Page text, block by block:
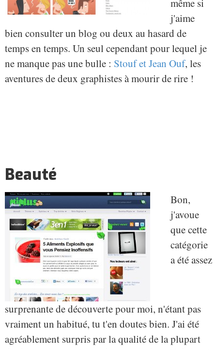
même si
j'aime
bien consulter un blog ou deux au hasard de
temps en temps. Un seul cependant pour lequel je
ne manque pas une bulle : Stouf et Jean Ouf, les
aventures de deux graphistes à mourir de rire !
Beauté
Bon,
j'avoue
que cette
catégorie
a été assez
surprenante de découverte pour moi, n'étant pas
vraiment un habitué, tu t'en doutes bien. J'ai été
agréablement surpris par la qualité de la plupart